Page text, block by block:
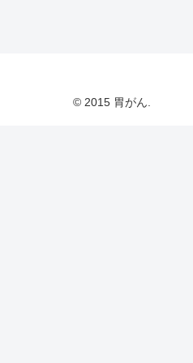
© 2015 胃がん.